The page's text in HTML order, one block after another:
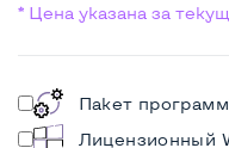
* Цена указана за
Пакет программ
Лицензионный